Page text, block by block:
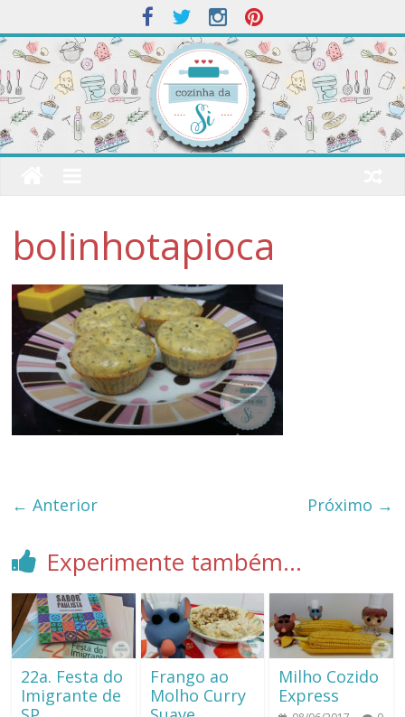
bolinhotapioca
← Anterior Próximo →
Experimente também...
22a. Festa do
Imigrante de
Frango ao
Molho Curry
Milho Cozido
Express